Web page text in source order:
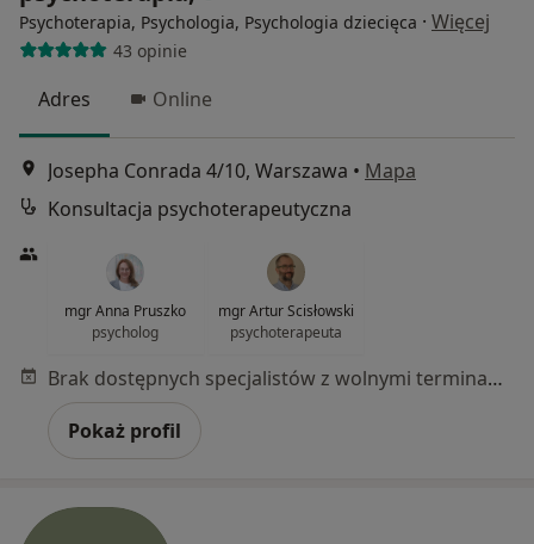
Psychoterapia, Psychologia, Psychologia dziecięca · Więcej
43 opinie
Adres Online
Josepha Conrada 4/10, Warszawa • Mapa
Konsultacja psychoterapeutyczna
mgr Anna Pruszko
psycholog
mgr Artur Scisłowski
psychoterapeuta
Brak dostępnych specjalistów z wolnymi terminami w tym centrum medycznym.
Pokaż profil